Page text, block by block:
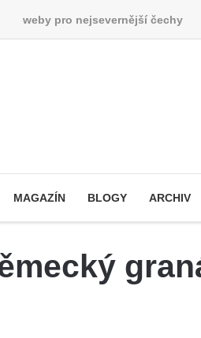
weby pro nejsevernější čechy
MAGAZÍN BLOGY ARCHIV